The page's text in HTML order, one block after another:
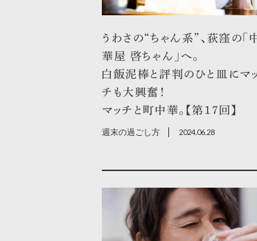
うわさの“ちゃん系”、荻窪の「
華屋 啓ちゃん」へ。
白飯泥棒と評判のひと皿にマ
チも大興奮！
マッチと町中華。【第17回】
週末の過ごし方 2024.06.28